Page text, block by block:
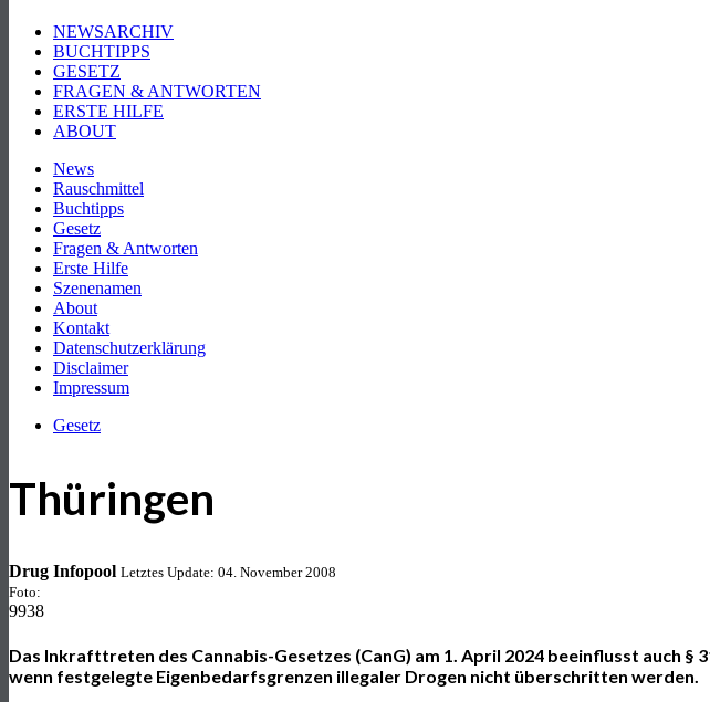
NEWSARCHIV
BUCHTIPPS
GESETZ
FRAGEN & ANTWORTEN
ERSTE HILFE
ABOUT
News
Rauschmittel
Buchtipps
Gesetz
Fragen & Antworten
Erste Hilfe
Szenenamen
About
Kontakt
Datenschutzerklärung
Disclaimer
Impressum
Gesetz
Thüringen
Drug Infopool Letztes Update: 04. November 2008
Foto:
9938
Das Inkrafttreten des Cannabis-Gesetzes (CanG) am 1. April 2024 beeinflusst auch
wenn festgelegte Eigenbedarfsgrenzen illegaler Drogen nicht überschritten werden.